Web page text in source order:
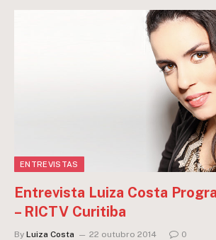
ENTREVISTAS
Entrevista Luiza Costa
– RICTV Curitiba
By Luiza Costa 22 outubro 2014 0